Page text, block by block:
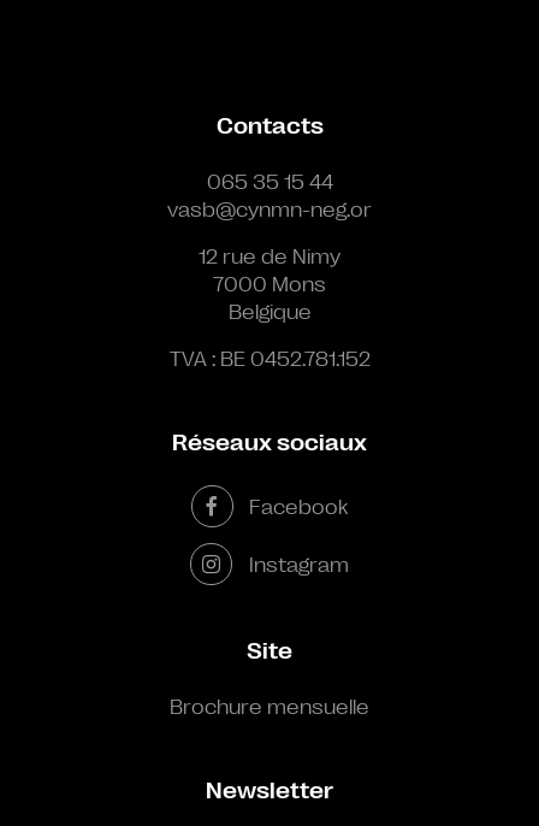
Contacts
065 35 15 44
vasb@cynmn-neg.or
12 rue de Nimy
7000 Mons
Belgique
TVA : BE 0452.781.152
Réseaux sociaux
Facebook
Instagram
Site
Brochure mensuelle
Newsletter